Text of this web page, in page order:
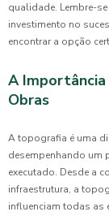
qualidade. Lembre-
investimento no
encontrar a opção
A
Obras
A topografia é uma
desempenhando um
executado. Desde a
infraestrutura, a
influenciam todas as